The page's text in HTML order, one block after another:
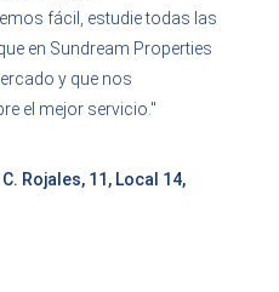
fácil, estudie todas las
en Sundream Properties
y que nos
el mejor servicio."
Rojales, 11, Local 14,